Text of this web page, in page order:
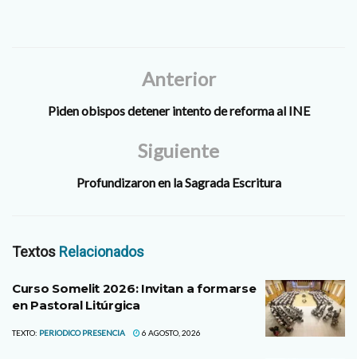
Anterior
Piden obispos detener intento de reforma al INE
Siguiente
Profundizaron en la Sagrada Escritura
Textos Relacionados
Curso Somelit 2026: Invitan a formarse
en Pastoral Litúrgica
TEXTO: PERIODICO PRESENCIA 6 AGOSTO, 2026